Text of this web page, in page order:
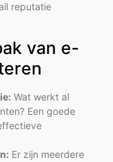
reputatie
van e-
Wat werkt al
Een goede
Er zijn meerdere